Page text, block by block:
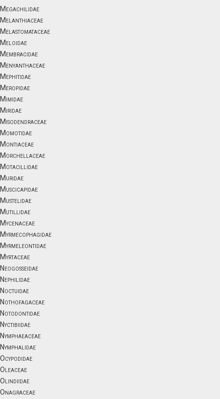
Megachilidae
Melanthiaceae
Melastomataceae
Meloidae
Membracidae
Menyanthaceae
Mephitidae
Meropidae
Mimidae
Miridae
Misodendraceae
Momotidae
Montiaceae
Morchellaceae
Motacillidae
Muridae
Muscicapidae
Mustelidae
Mutillidae
Mycenaceae
Myrmecophagidae
Myrmeleontidae
Myrtaceae
Neogosseidae
Nephilidae
Noctuidae
Nothofagaceae
Notodontidae
Nyctibiidae
Nymphaeaceae
Nymphalidae
Ocypodidae
Oleaceae
Olindiidae
Onagraceae